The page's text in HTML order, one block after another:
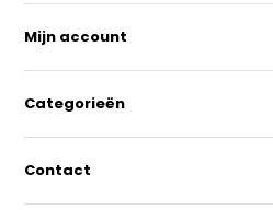
Mijn account
Categorieën
Contact